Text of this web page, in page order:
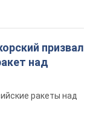
призвал
над
ракеты над